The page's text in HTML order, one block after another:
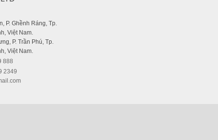
P. Ghềnh Ráng, Tp.
Việt Nam.
P. Trần Phú, Tp.
Việt Nam.
888
2349